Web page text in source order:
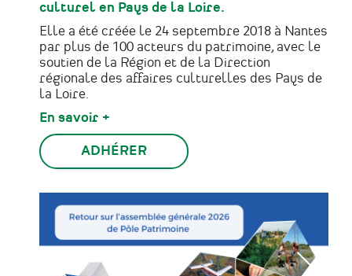
culturel en Pays de la Loire.
Elle a été créée le 24 septembre 2018 à Nantes
par plus de 100 acteurs du patrimoine, avec le
soutien de la Région et de la Direction
régionale des affaires culturelles des Pays de
la Loire.
En savoir +
ADHÉRER